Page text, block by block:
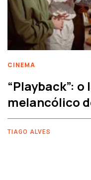
CINEMA
“Playback”:
melancólico
TIAGO ALVES